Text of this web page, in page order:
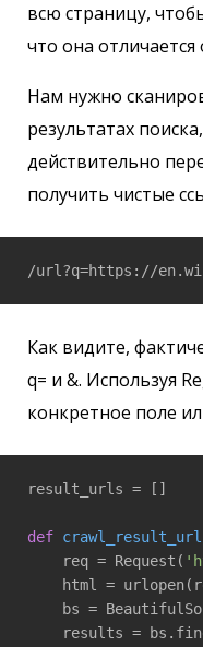
всю страницу,
что она отличается
Нам нужно
результатах
действительно
получить чистые
Как видите,
q= и &. Используя
конкретное поле
result_urls = []
def
    req = Request(
html =
bs =
results =